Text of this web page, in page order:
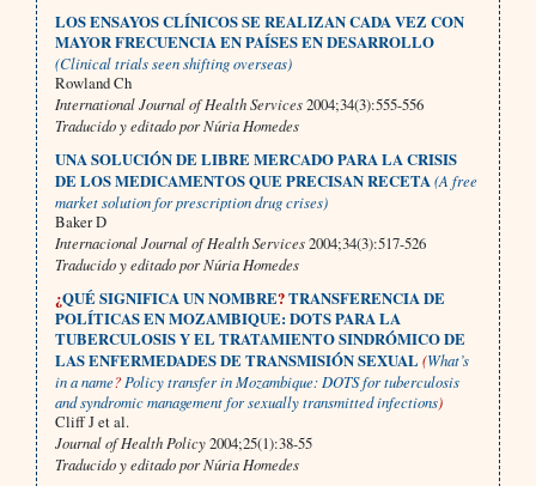
LOS ENSAYOS CLÍNICOS SE REALIZAN CADA VEZ CON
MAYOR FRECUENCIA EN PAÍSES EN DESARROLLO
(Clinical trials seen shifting overseas)
Rowland Ch
International Journal of Health Services2004;34(3):555-556
Traducido y editado por Núria Homedes
UNA SOLUCIÓN DE LIBRE MERCADO PARA LA CRISIS
DE LOS MEDICAMENTOS QUE PRECISAN RECETA(A free
market solution for prescription drug crises)
Baker D
Internacional Journal of Health Services2004;34(3):517-526
Traducido y editado por Núria Homedes
¿QUÉ SIGNIFICA UN NOMBRE?TRANSFERENCIA DE
POLÍTICAS EN MOZAMBIQUE: DOTS PARA LA
TUBERCULOSIS Y EL TRATAMIENTO SINDRÓMICO DE
LAS ENFERMEDADES DE TRANSMISIÓN SEXUAL (What’s
in a name? Policy transfer in Mozambique: DOTS for tuberculosis
and syndromic management for sexually transmitted infections)
Cliff J et al.
Journal of Health Policy2004;25(1):38-55
Traducido y editado por Núria Homedes